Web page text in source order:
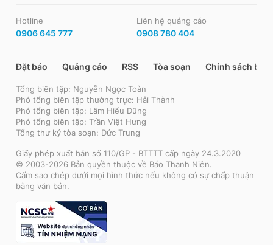
Hotline
0906 645 777
Liên hệ quảng cáo
0908 780 404
Đặt báo Quảng cáo RSS Tòa soạn Chính sách bảo
Tổng biên tập: Nguyễn Ngọc Toàn
Phó tổng biên tập thường trực: Hải Thành
Phó tổng biên tập: Lâm Hiếu Dũng
Phó tổng biên tập: Trần Việt Hưng
Tổng thư ký tòa soạn: Đức Trung
Giấy phép xuất bản số 110/GP - BTTTT cấp ngày 24.3.2020
© 2003-2026 Bản quyền thuộc về Báo Thanh Niên.
Cấm sao chép dưới mọi hình thức nếu không có sự chấp thuận
bằng văn bản.